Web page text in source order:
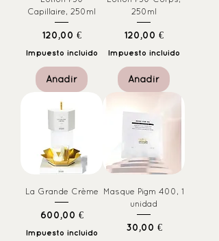
Capillaire, 250ml
Precio
120,00 €
Impuesto incluido
Añadir
250ml
Precio
120,00 €
Impuesto incluido
Añadir
La Grande Crème
Precio
600,00 €
Impuesto incluido
Masque Pigm 400, 1
unidad
Precio
30,00 €